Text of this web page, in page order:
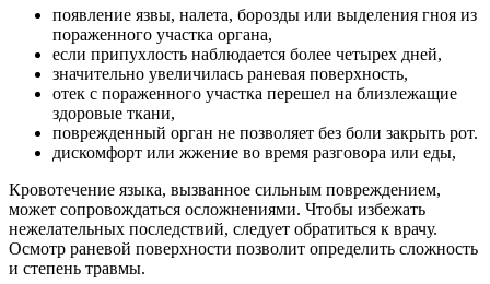
появление язвы, налета, борозды или выделения гноя из
пораженного участка органа,
если припухлость наблюдается более четырех дней,
значительно увеличилась раневая поверхность,
отек с пораженного участка перешел на близлежащие
здоровые ткани,
поврежденный орган не позволяет без боли закрыть рот.
дискомфорт или жжение во время разговора или еды,
Кровотечение языка, вызванное сильным повреждением,
может сопровождаться осложнениями. Чтобы избежать
нежелательных последствий, следует обратиться к врачу.
Осмотр раневой поверхности позволит определить сложность
и степень травмы.